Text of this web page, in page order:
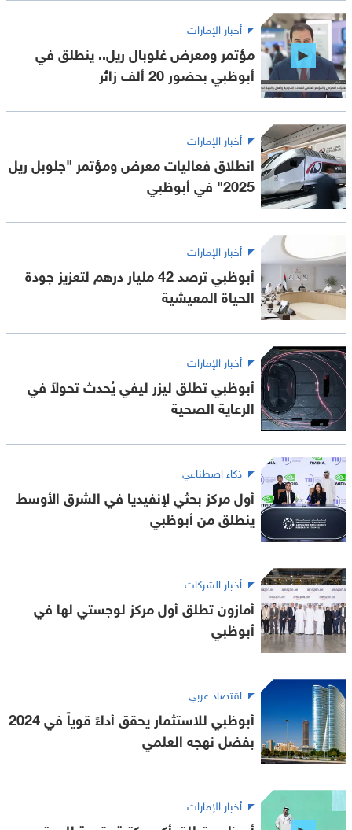
أخبار الإمارات
مؤتمر ومعرض غلوبال ريل.. ينطلق في
أبوظبي بحضور 20 ألف زائر
أخبار الإمارات
انطلاق فعاليات معرض ومؤتمر "جلوبل ريل
2025" في أبوظبي
أخبار الإمارات
أبوظبي ترصد 42 مليار درهم لتعزيز جودة
الحياة المعيشية
أخبار الإمارات
أبوظبي تطلق ليزر ليفي يُحدث تحولاً في
الرعاية الصحية
ذكاء اصطناعي
أول مركز بحثي لإنفيديا في الشرق الأوسط
ينطلق من أبوظبي
أخبار الشركات
أمازون تطلق أول مركز لوجستي لها في
أبوظبي
اقتصاد عربي
أبوظبي للاستثمار يحقق أداءً قوياً في 2024
بفضل نهجه العلمي
أخبار الإمارات